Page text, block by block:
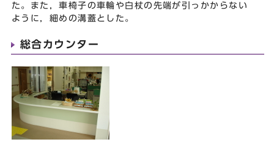
た。また，車椅子の車輪や白杖の先端が引っかからない
ように，細めの溝蓋とした。
総合カウンター